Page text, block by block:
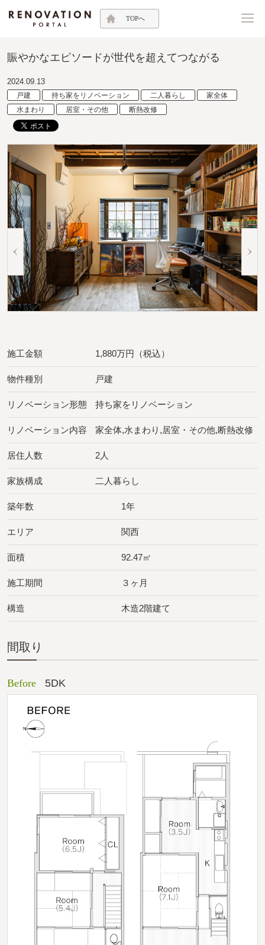
TOPへ
賑やかなエピソードが世代を超えてつながる
2024.09.13
戸建 持ち家をリノベーション 二人暮らし
家全体
水まわり
居室・その他 断熱改修
施工金額 1,880万円（税込）
物件種別 戸建
リノベーション形態 持ち家をリノベーション
リノベーション内容 家全体,水まわり,居室・その他,断熱改修
居住人数 2人
家族構成 二人暮らし
築年数 1年
エリア 関西
面積 92.47㎡
施工期間 ３ヶ月
構造 木造2階建て
間取り
Before 5DK